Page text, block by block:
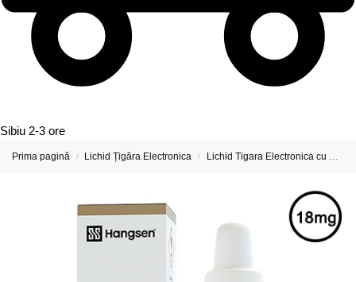
Sibiu 2-3 ore
Prima pagină / Lichid Țigăra Electronica / Lichid Tigara Electronica cu Nicotina